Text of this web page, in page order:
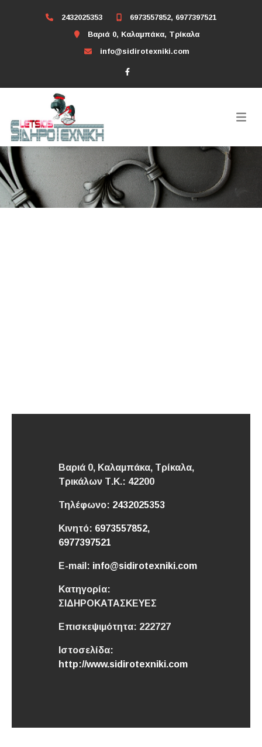
2432025353
6973557852, 6977397521
Βαριά 0, Καλαμπάκα, Τρίκαλα
info@sidirotexniki.com
Βαριά 0, Καλαμπάκα, Τρίκαλα,
Τρικάλων Τ.Κ.: 42200
Τηλέφωνο: 2432025353
Κινητό: 6973557852,
6977397521
E-mail: info@sidirotexniki.com
Κατηγορία:
ΣΙΔΗΡΟΚΑΤΑΣΚΕΥΕΣ
Επισκεψιμότητα: 222727
Ιστοσελίδα:
http://www.sidirotexniki.com